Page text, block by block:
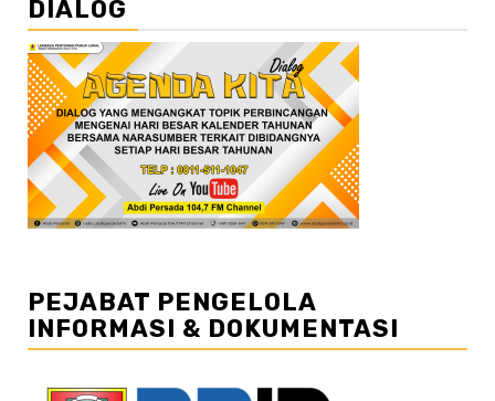
DIALOG
PEJABAT PENGELOLA
INFORMASI & DOKUMENTASI